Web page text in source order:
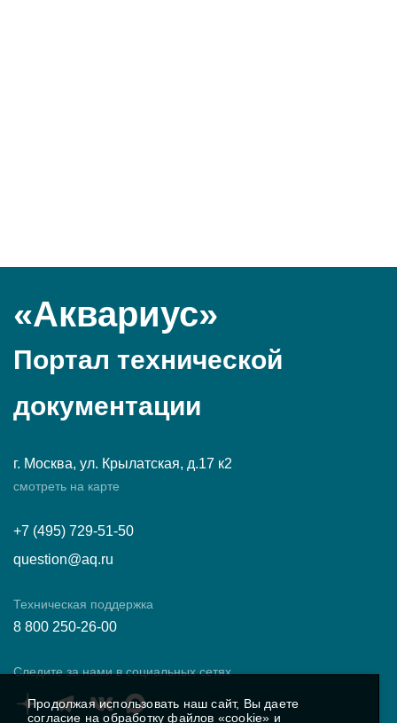
«Аквариус»
Портал технической
документации
г. Москва, ул. Крылатская, д.17 к2
смотреть на карте
+7 (495) 729-51-50
question@aq.ru
Техническая поддержка
8 800 250-26-00
Следите за нами в социальных сетях
Продолжая использовать наш сайт, Вы даете
согласие на обработку файлов «cookie» и